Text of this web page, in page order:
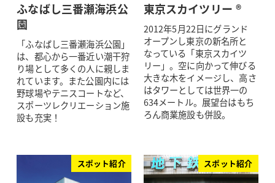
ふなばし三番瀬海浜公
園
「ふなばし三番瀬海浜公園」
は、都心から一番近い潮干狩
り場として多くの人に親しま
れています。また公園内には
野球場やテニスコートなど、
スポーツレクリエーション施
設も充実！
東京スカイツリー ®
2012年5月22日にグランド
オープンし東京の新名所と
なっている「東京スカイツ
リー」。空に向かって伸びる
大きな木をイメージし、高さ
はタワーとしては世界一の
634メートル。展望台はもち
ろん商業施設も併設。
スポット紹介 スポット紹介